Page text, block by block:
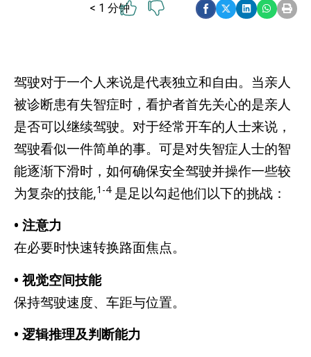
< 1 分钟
驾驶对于一个人来说是代表独立和自由。当亲人
被诊断患有失智症时，看护者首先关心的是亲人
是否可以继续驾驶。对于经常开车的人士来说，
驾驶看似一件简单的事。可是对失智症人士的智
能逐渐下滑时，如何确保安全驾驶并操作一些较
为复杂的技能,1-4是足以勾起他们以下的挑战：
• 注意力
在必要时快速转换路面焦点。
• 视觉空间技能
保持驾驶速度、车距与位置。
• 逻辑推理及判断能力